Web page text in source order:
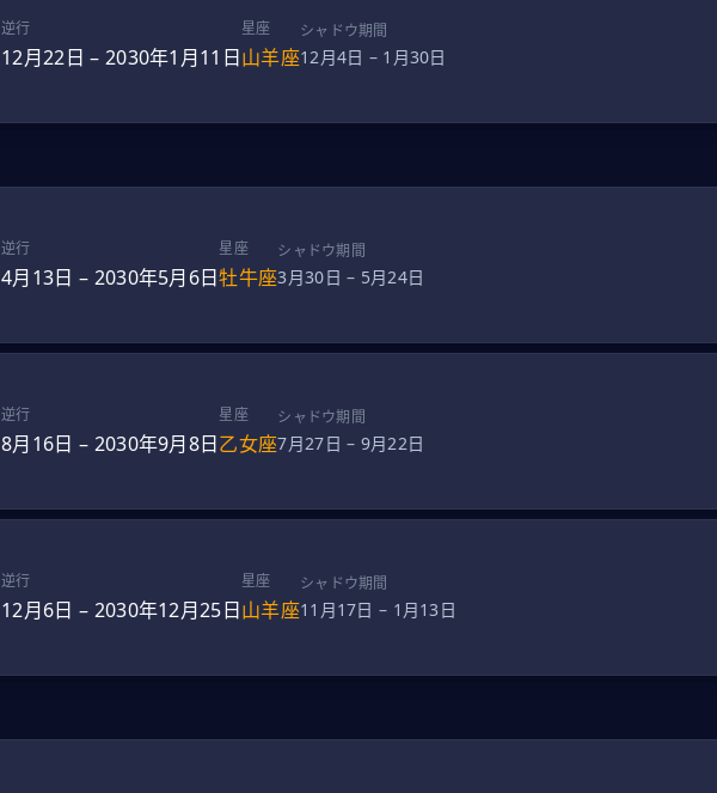
逆行
12月22日 – 2030年1月11日
星座
山羊座
シャドウ期間
12月4日 – 1月30日
逆行
4月13日 – 2030年5月6日
星座
牡牛座
シャドウ期間
3月30日 – 5月24日
逆行
8月16日 – 2030年9月8日
星座
乙女座
シャドウ期間
7月27日 – 9月22日
逆行
12月6日 – 2030年12月25日
星座
山羊座
シャドウ期間
11月17日 – 1月13日